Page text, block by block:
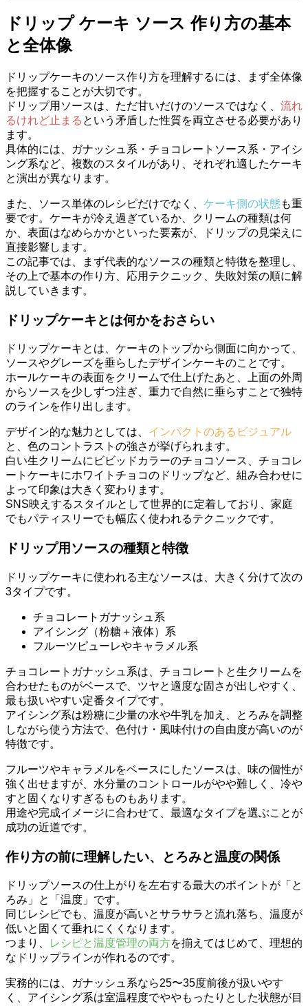
ドリップ ケーキ ソース 作り方の基本
と全体像
ドリップケーキのソース作り方を理解するには、まず全体像
を把握することが大切です。
ドリップ用ソースは、ただ甘いだけのソースではなく、 流れ
るけれど止まる という矛盾した性質を両立させる必要があり
ます。
具体的には、ガナッシュ系・チョコレートソース系・アイシ
ング系など、複数のスタイルがあり、それぞれ適したケーキ
と演出が異なります。
また、ソース単体のレシピだけでなく、 ケーキ側の状態も重
要です。ケーキが冷え過ぎているか、クリームの種類は何
か、表面はなめらかかといった要素が、ドリップの見栄えに
直接影響します。
この記事では、まず代表的なソースの種類と特徴を整理し、
その上で基本の作り方、応用テクニック、失敗対策の順に解
説していきます。
ドリップケーキとは何かをおさらい
ドリップケーキとは、ケーキのトップから側面に向かって、
ソースやグレーズを垂らしたデザインケーキのことです。
ホールケーキの表面をクリームで仕上げたあと、上面の外周
からソースを少しずつ注ぎ、重力で自然に垂らすことで独特
のラインを作り出します。
デザイン的な魅力としては、 インパクトのあるビジュアル
と、色のコントラストの強さが挙げられます。
白い生クリームにビビッドカラーのチョコソース、チョコレ
ートケーキにホワイトチョコのドリップなど、組み合わせに
よって印象は大きく変わります。
SNS映えするスタイルとして世界的に定着しており、家庭
でもパティスリーでも幅広く使われるテクニックです。
ドリップ用ソースの種類と特徴
ドリップケーキに使われる主なソースは、大きく分けて次の
3タイプです。
チョコレートガナッシュ系
アイシング（粉糖＋液体）系
フルーツピューレやキャラメル系
チョコレートガナッシュ系は、チョコレートと生クリームを
合わせたものがベースで、ツヤと適度な固さが出しやすく、
最も扱いやすい定番タイプです。
アイシング系は粉糖に少量の水や牛乳を加え、とろみを調整
しながら使う方法で、色付け・風味付けの自由度が高いのが
特徴です。
フルーツやキャラメルをベースにしたソースは、味の個性が
強く出せますが、水分量のコントロールがやや難しく、冷や
すと固くなりすぎるものもあります。
用途や完成イメージに合わせて、最適なタイプを選ぶことが
成功の近道です。
作り方の前に理解したい、とろみと温度の関係
ドリップソースの仕上がりを左右する最大のポイントが「と
ろみ」と「温度」です。
同じレシピでも、温度が高いとサラサラと流れ落ち、温度が
低いと固くて垂れにくくなります。
つまり、
レシピと温度管理の両方を揃えてはじめて、理想的
なドリップラインが作れるのです。
実務的には、ガナッシュ系なら25〜35度前後が扱いやす
く、アイシング系は室温程度でややもったりとした状態が目